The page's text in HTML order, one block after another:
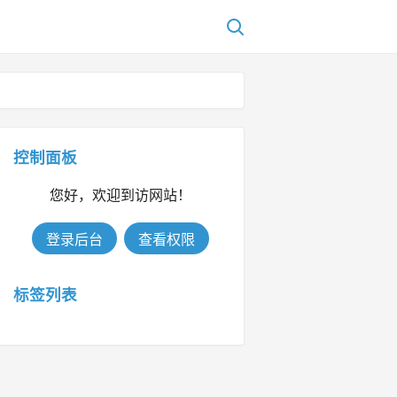
控制面板
您好，欢迎到访网站！
登录后台 查看权限
标签列表